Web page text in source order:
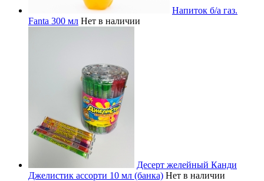
Напиток б/а газ.
Fanta 300 мл Нет в наличии
Десерт желейный Канди
Джелистик ассорти 10 мл (банка) Нет в наличии